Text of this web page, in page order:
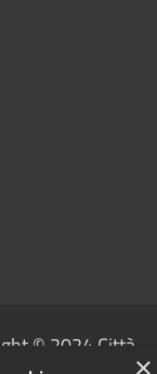
© 2024 Città